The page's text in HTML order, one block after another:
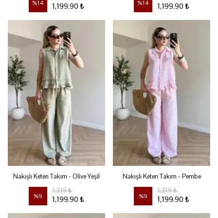
%14 1,199.90 ₺ %14 1,199.90 ₺
Nakışlı Keten Takım - Olive Yeşil
%9
1,319 ₺
1,199.90 ₺
Nakışlı Keten Takım - Pembe
%9
1,319 ₺
1,199.90 ₺